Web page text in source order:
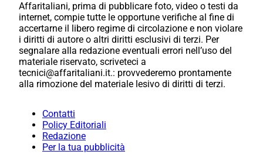
Affaritaliani, prima di pubblicare foto, video o testi da
internet, compie tutte le opportune verifiche al fine di
accertarne il libero regime di circolazione e non violare
i diritti di autore o altri diritti esclusivi di terzi. Per
segnalare alla redazione eventuali errori nell’uso del
materiale riservato, scriveteci a
tecnici@affaritaliani.it.: provvederemo prontamente
alla rimozione del materiale lesivo di diritti di terzi.
Contatti
Policy Editoriali
Redazione
Per la tua pubblicità